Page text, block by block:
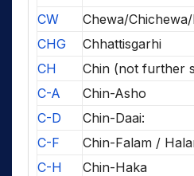
CW
Chewa/
CHG
Chhattisgarhi
CH
Chin (not further
C-A
Chin-Asho
C-D
Chin-Daai:
C-F
Chin-Falam /
C-H
Chin-Haka